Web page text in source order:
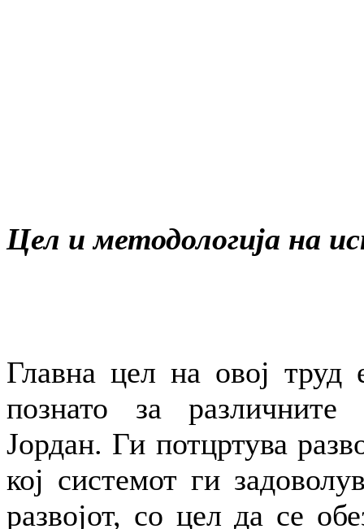
Цел и методологија на
Главна цел на овој
познато за
Јордан. Ги потцртува
кој системот ги
развојот, со цел да се